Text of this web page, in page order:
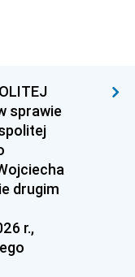
1994
1991
1985
1979
sprawie
drugim
r.,